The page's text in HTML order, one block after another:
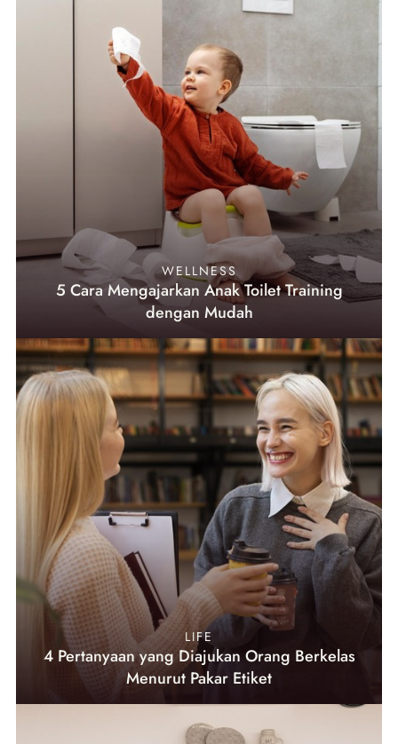
WELLNESS
5 Cara Mengajarkan Anak Toilet Training
dengan Mudah
LIFE
4 Pertanyaan yang Diajukan Orang Berkelas
Menurut Pakar Etiket